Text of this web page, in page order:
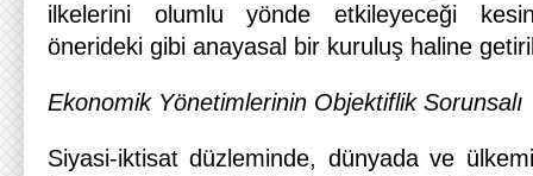
ilkelerini olumlu yönde etkileyeceği
önerideki gibi anayasal bir kuruluş haline
Ekonomik Yönetimlerinin Objektiflik Sorunsalı
Siyasi-iktisat düzleminde, dünyada ve